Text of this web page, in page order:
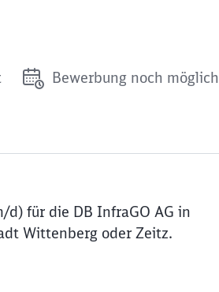
Bewerbung noch möglich
für die DB InfraGO AG in
Wittenberg oder Zeitz.